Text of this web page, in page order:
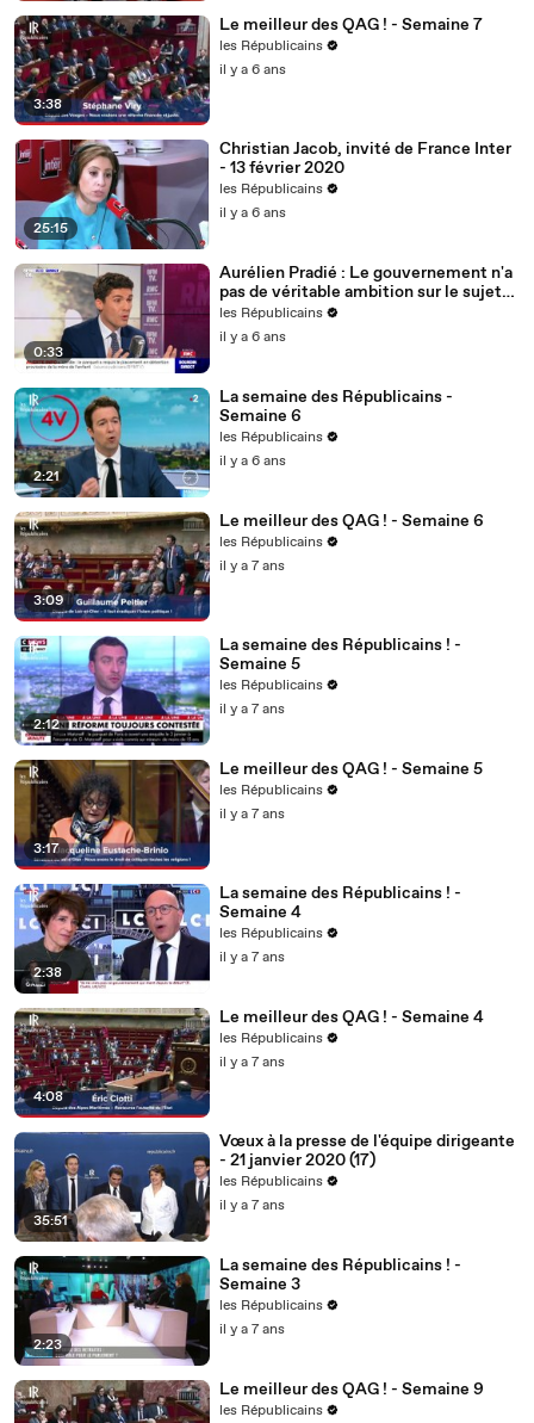
3:38
Le meilleur des QAG ! - Semaine 7
les Républicains
il y a 6 ans
25:15
Christian Jacob, invité de France Inter
- 13 février 2020
les Républicains
il y a 6 ans
0:33
Aurélien Pradié : Le gouvernement n'a
pas de véritable ambition sur le sujet
du handicap.
les Républicains
il y a 6 ans
2:21
La semaine des Républicains -
Semaine 6
les Républicains
il y a 6 ans
3:09
Le meilleur des QAG ! - Semaine 6
les Républicains
il y a 7 ans
2:12
La semaine des Républicains ! -
Semaine 5
les Républicains
il y a 7 ans
3:17
Le meilleur des QAG ! - Semaine 5
les Républicains
il y a 7 ans
2:38
La semaine des Républicains ! -
Semaine 4
les Républicains
il y a 7 ans
4:08
Le meilleur des QAG ! - Semaine 4
les Républicains
il y a 7 ans
35:51
Vœux à la presse de l'équipe dirigeante
- 21 janvier 2020 (17)
les Républicains
il y a 7 ans
2:23
La semaine des Républicains ! -
Semaine 3
les Républicains
il y a 7 ans
Le meilleur des QAG ! - Semaine 9
les Républicains